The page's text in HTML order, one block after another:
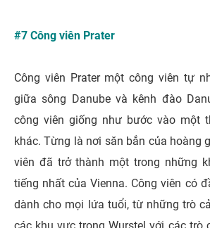
#7 Công viên Prater
Công viên Prater một công viên tự
giữa sông Danube và kênh đào
công viên giống như bước vào một
khác. Từng là nơi săn bắn của hoàng
viên đã trở thành một trong những
tiếng nhất của Vienna. Công viên có
dành cho mọi lứa tuổi, từ những trò